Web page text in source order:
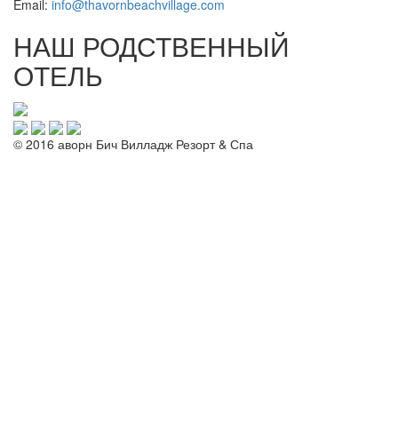
Email: info@thavornbeachvillage.com
НАШ РОДСТВЕННЫЙ
ОТЕЛЬ
© 2016 аворн Бич Вилладж Резорт & Спа